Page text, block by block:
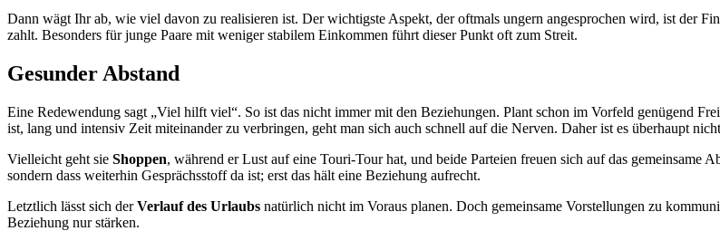
Dann wägt Ihr ab, wie viel davon zu realisieren ist. Der wichtigste Aspekt, der oftmals ungern angesprochen wird, ist der
zahlt. Besonders für junge Paare mit weniger stabilem Einkommen führt dieser Punkt oft zum Streit.
Gesunder Abstand
Eine Redewendung sagt „Viel hilft viel“. So ist das nicht immer mit den Beziehungen. Plant schon im Vorfeld genügend
ist, lang und intensiv Zeit miteinander zu verbringen, geht man sich auch schnell auf die Nerven. Daher ist es überhaupt
Vielleicht geht sie Shoppen, während er Lust auf eine Touri-Tour hat, und beide Parteien freuen sich auf das gemeinsame
sondern dass weiterhin Gesprächsstoff da ist; erst das hält eine Beziehung aufrecht.
Letztlich lässt sich derVerlauf des Urlaubs natürlich nicht im Voraus planen. Doch gemeinsame Vorstellungen zu
Beziehung nur stärken.